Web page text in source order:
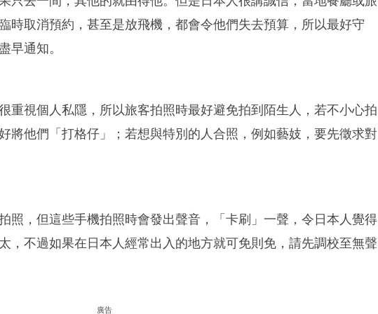
時取消預約，甚至是放飛機，都會令他們失去預算，所以最好守
早通知。
重視個人私隱，所以旅客拍照時最好避免拍到陌生人，若不小心拍
將他們「打格仔」；若想與特別的人合照，例如藝妓，要先徵求對
照，但這些手機拍照時會發出聲音，「卡刷」一聲，令日本人覺得
，不過如果在日本人經常出入的地方就可免則免，請先調校至無聲
廣告